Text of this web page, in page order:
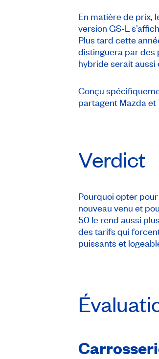
En matière de prix,
version GS-L
Plus tard cette
distinguera par des
hybride serait aussi
Conçu
partagent Mazda et
Verdict
Pourquoi opter
nouveau venu et
50 le rend aussi
des tarifs qui
puissants et